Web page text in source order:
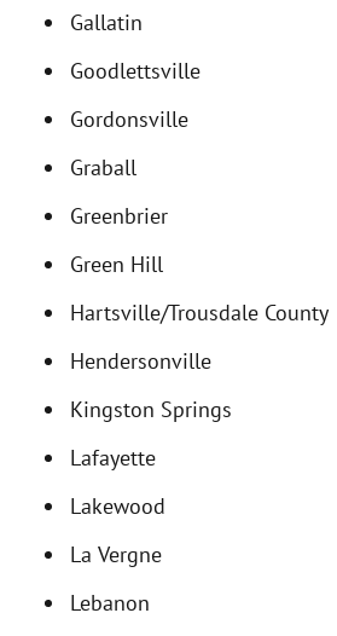
Gallatin
Goodlettsville
Gordonsville
Graball
Greenbrier
Green Hill
Hartsville/Trousdale County
Hendersonville
Kingston Springs
Lafayette
Lakewood
La Vergne
Lebanon